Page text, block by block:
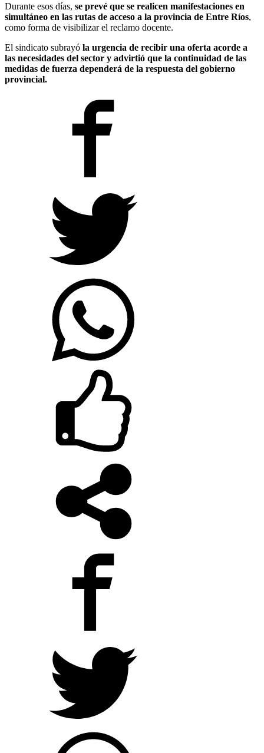
Durante esos días, se prevé que se realicen manifestaciones en
simultáneo en las rutas de acceso a la provincia de Entre Ríos,
como forma de visibilizar el reclamo docente.
El sindicato subrayó la urgencia de recibir una oferta acorde a
las necesidades del sector y advirtió que la continuidad de las
medidas de fuerza dependerá de la respuesta del gobierno
provincial.